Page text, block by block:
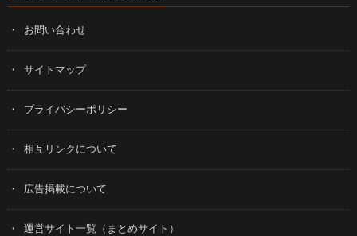
お問い合わせ
サイトマップ
プライバシーポリシー
相互リンクについて
広告掲載について
運営サイト一覧（まとめサイト）